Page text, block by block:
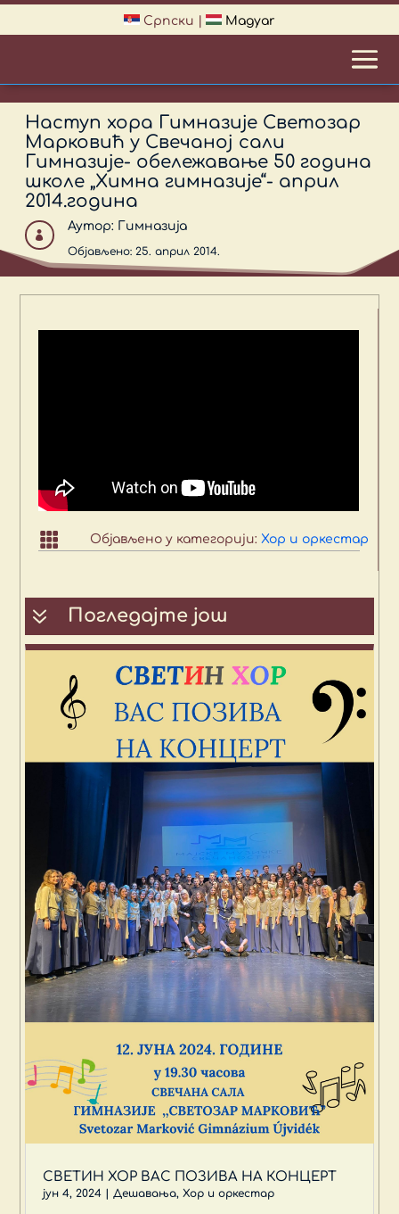
Српски Magyar
Наступ хора Гимназије Светозар
Марковић у Свечаној сали
Гимназије- обележавање 50 година
школе „Химна гимназије“- април
2014.година

Аутор: Гимназија
Објављено: 25. април 2014.
 Објављено у категорији: Хор и оркестар
7 Погледајте још
СВЕТИН ХОР ВАС ПОЗИВА НА КОНЦЕРТ
јун 4, 2024 |Дешавања,Хор и оркестар